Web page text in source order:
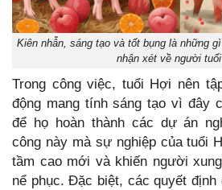
Kiên nhẫn, sáng tạo và tốt bụng là những
nhận xét về người
Trong công việc, tuổi Hợi nên
động mang tính sáng tạo vì đây
để họ hoàn thành các dự án
công này mà sự nghiệp của tuổi
tầm cao mới và khiến người
nể phục. Đặc biệt, các quyết